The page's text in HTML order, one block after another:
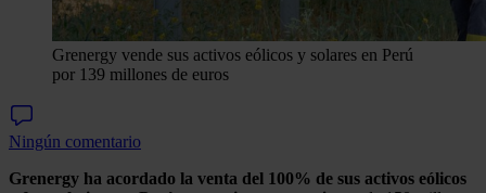
Grenergy vende sus activos eólicos y solares en Perú
por 139 millones de euros
Ningún comentario
Grenergy ha acordado la venta del 100% de sus activos eólicos